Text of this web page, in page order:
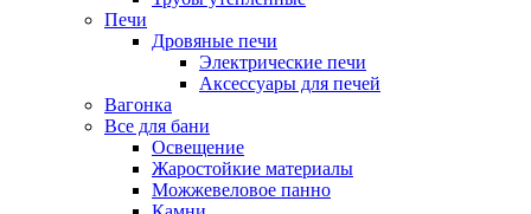
Печи
Дровяные печи
Электрические печи
Аксессуары для печей
Вагонка
Все для бани
Освещение
Жаростойкие материалы
Можжевеловое панно